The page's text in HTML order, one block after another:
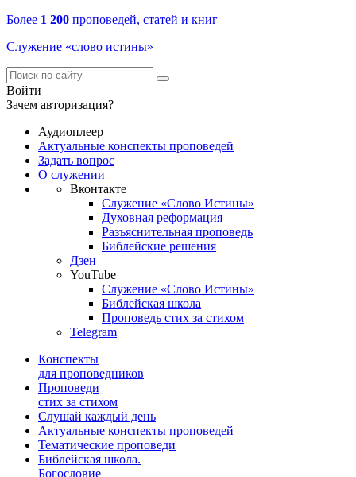
Более 1 200 проповедей, статей и книг
Служение «слово истины»
Войти
Зачем авторизация?
Аудиоплеер
Актуальные конспекты проповедей
Задать вопрос
О служении
Вконтакте
Служение «Слово Истины»
Духовная реформация
Разъяснительная проповедь
Библейские решения
Дзен
YouTube
Служение «Слово Истины»
Библейская школа
Проповедь стих за стихом
Telegram
Конспекты
для проповедников
Проповеди
стих за стихом
Слушай каждый день
Актуальные конспекты проповедей
Тематические проповеди
Библейская школа.
Богословие